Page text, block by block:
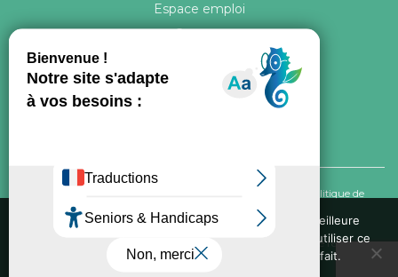
Espace emploi
Contact
Politique de
confidentialité
Conception graphique, iconographie et développement de ce site réalisés par
Nous utilisons des cookies pour vous garantir la meilleure
expérience sur notre site web. Si vous continuez à utiliser ce
site, nous supposerons que vous en êtes satisfait.